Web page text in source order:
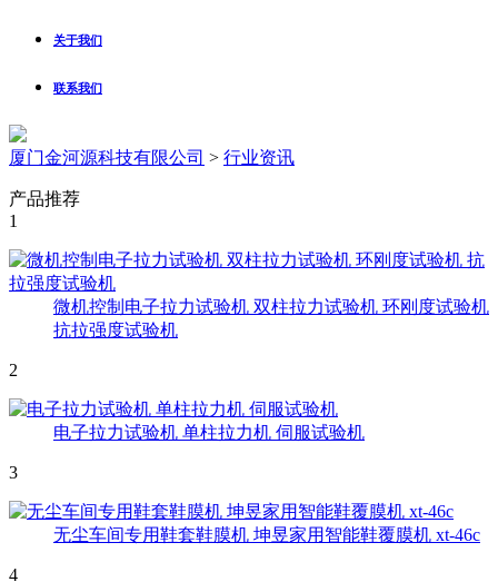
关于我们
联系我们
厦门金河源科技有限公司 > 行业资讯
产品推荐
1
微机控制电子拉力试验机 双柱拉力试验机 环刚度试验机
抗拉强度试验机
2
电子拉力试验机 单柱拉力机 伺服试验机
3
无尘车间专用鞋套鞋膜机 坤昱家用智能鞋覆膜机 xt-46c
4